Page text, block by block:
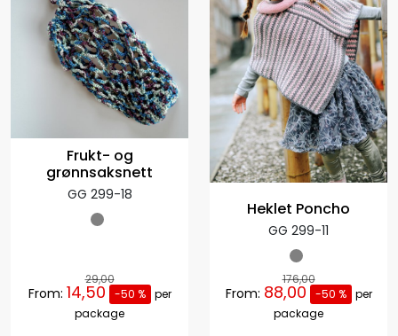
Frukt- og
grønnsaksnett
GG 299-18
29,00
From: 14,50 -50 %
per
package
Heklet Poncho
GG 299-11
176,00
From: 88,00 -50 %
per
package